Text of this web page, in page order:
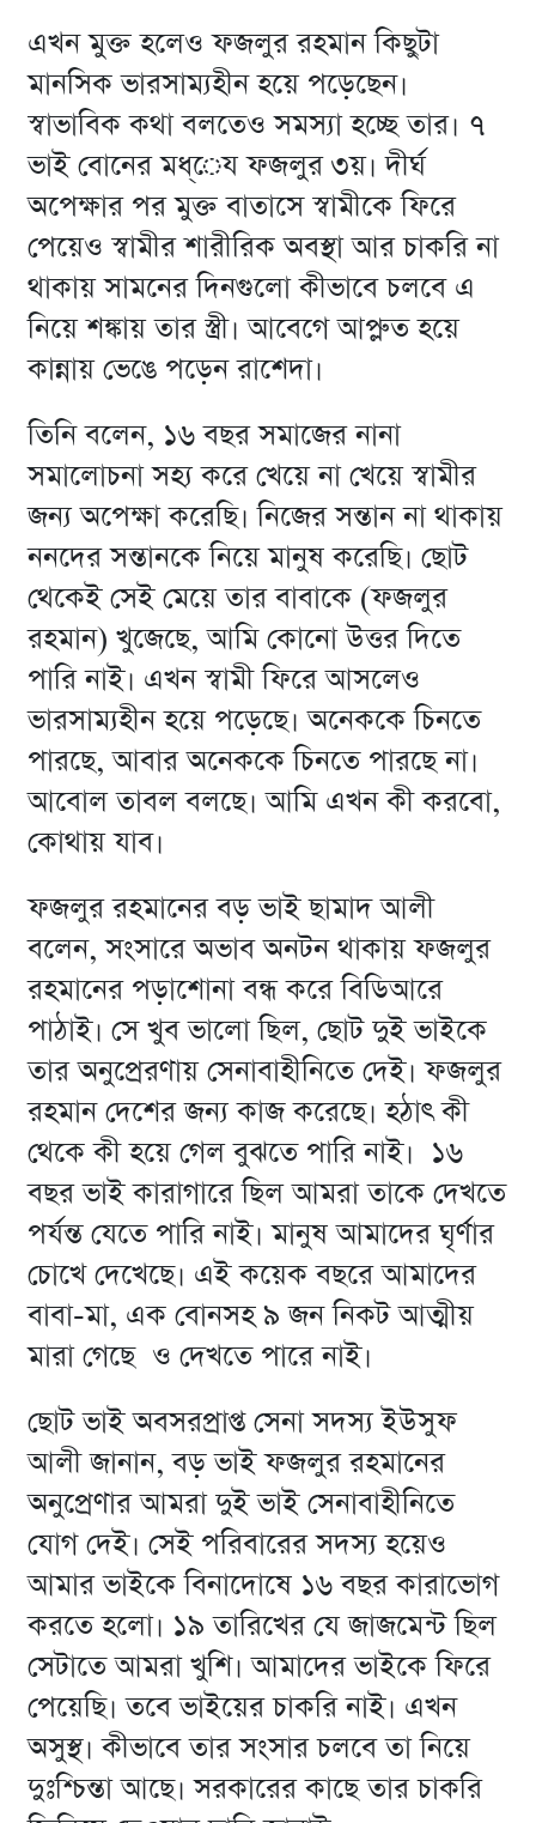
এখন মুক্ত হলেও ফজলুর রহমান কিছুটা
মানসিক ভারসাম্যহীন হয়ে পড়েছেন।
স্বাভাবিক কথা বলতেও সমস্যা হচ্ছে তার। ৭
ভাই বোনের মধ্েয ফজলুর ৩য়। দীর্ঘ
অপেক্ষার পর মুক্ত বাতাসে স্বামীকে ফিরে
পেয়েও স্বামীর শারীরিক অবস্থা আর চাকরি না
থাকায় সামনের দিনগুলো কীভাবে চলবে এ
নিয়ে শঙ্কায় তার স্ত্রী। আবেগে আপ্লুত হয়ে
কান্নায় ভেঙে পড়েন রাশেদা।
তিনি বলেন, ১৬ বছর সমাজের নানা
সমালোচনা সহ্য করে খেয়ে না খেয়ে স্বামীর
জন্য অপেক্ষা করেছি। নিজের সন্তান না থাকায়
ননদের সন্তানকে নিয়ে মানুষ করেছি। ছোট
থেকেই সেই মেয়ে তার বাবাকে (ফজলুর
রহমান) খুজেছে, আমি কোনো উত্তর দিতে
পারি নাই। এখন স্বামী ফিরে আসলেও
ভারসাম্যহীন হয়ে পড়েছে। অনেককে চিনতে
পারছে, আবার অনেককে চিনতে পারছে না।
আবোল তাবল বলছে। আমি এখন কী করবো,
কোথায় যাব।
ফজলুর রহমানের বড় ভাই ছামাদ আলী
বলেন, সংসারে অভাব অনটন থাকায় ফজলুর
রহমানের পড়াশোনা বন্ধ করে বিডিআরে
পাঠাই। সে খুব ভালো ছিল, ছোট দুই ভাইকে
তার অনুপ্রেরণায় সেনাবাহীনিতে দেই। ফজলুর
রহমান দেশের জন্য কাজ করেছে। হঠাৎ কী
থেকে কী হয়ে গেল বুঝতে পারি নাই। ১৬
বছর ভাই কারাগারে ছিল আমরা তাকে দেখতে
পর্যন্ত যেতে পারি নাই। মানুষ আমাদের ঘৃর্ণার
চোখে দেখেছে। এই কয়েক বছরে আমাদের
বাবা-মা, এক বোনসহ ৯ জন নিকট আত্মীয়
মারা গেছে ও দেখতে পারে নাই।
ছোট ভাই অবসরপ্রাপ্ত সেনা সদস্য ইউসুফ
আলী জানান, বড় ভাই ফজলুর রহমানের
অনুপ্রেণার আমরা দুই ভাই সেনাবাহীনিতে
যোগ দেই। সেই পরিবারের সদস্য হয়েও
আমার ভাইকে বিনাদোষে ১৬ বছর কারাভোগ
করতে হলো। ১৯ তারিখের যে জাজমেন্ট ছিল
সেটাতে আমরা খুশি। আমাদের ভাইকে ফিরে
পেয়েছি। তবে ভাইয়ের চাকরি নাই। এখন
অসুস্থ। কীভাবে তার সংসার চলবে তা নিয়ে
দুঃশ্চিন্তা আছে। সরকারের কাছে তার চাকরি